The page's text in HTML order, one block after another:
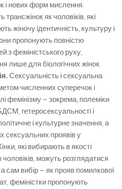
і нових форм мислення.
як чоловіків, які
жіночу ідентичність, культуру і
пропонують повністю
з феміністського руху,
лише для біологічних жінок.
Сексуальність і сексуальна
численних суперечок і
фемінізму – зокрема, полеміки
гетеросексуальності і
і культурне значення, а
сексуальних проявів у
які вибирають в якості
можуть розглядатися
сам вибір – як прояв помилкової
феміністки пропонують